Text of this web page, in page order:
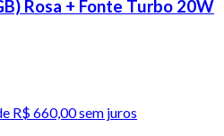
Rosa + Fonte Turbo 20W
R$ 660,00 sem juros